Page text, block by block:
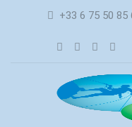
+33 6 75 50 85